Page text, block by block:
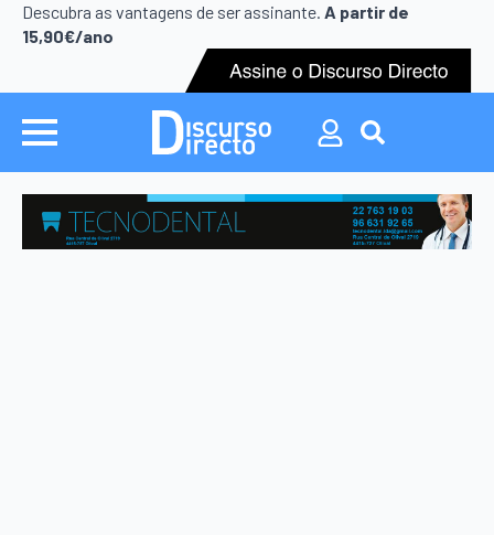
Descubra as vantagens de ser assinante. A partir de
15,90€/ano
Search
for:
Search